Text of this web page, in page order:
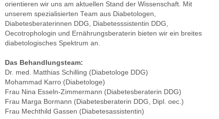
orientieren wir uns am aktuellen Stand der Wissenschaft. Mit
unserem spezialisierten Team aus Diabetologen,
Diabetesberaterinnen DDG, Diabetesssistentin DDG,
Oecotrophologin und Ernährungsberaterin bieten wir ein breites
diabetologisches Spektrum an.
Das Behandlungsteam:
Dr. med. Matthias Schilling (Diabetologe DDG)
Mohammad Karro (Diabetologe)
Frau Nina Esseln-Zimmermann (Diabetesberaterin DDG)
Frau Marga Bormann (Diabetesberaterin DDG, Dipl. oec.)
Frau Mechthild Gassen (Diabetesassistentin)